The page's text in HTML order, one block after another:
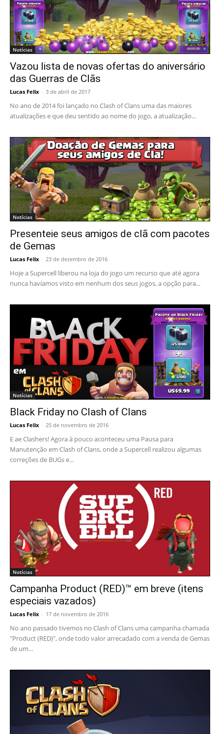
Notícias
Vazou lista de novas ofertas do aniversário
das Guerras de Clãs
Lucas Felix - 3 de abril de 2017
No ano de 2014 foi lançado no Clash of Clans uma das maiores
atualizações e que deu sentido ao nome do jogo, a atualização...
Notícias
Presenteie seus amigos de clã com pacotes
de Gemas
Lucas Felix - 23 de dezembro de 2016
Hoje a Supercell liberou na loja do jogo um recurso que até agora
nunca havíamos visto em nenhum dos seus jogos, a opção para...
Notícias
Black Friday no Clash of Clans
Lucas Felix - 25 de novembro de 2016
E ae Clashers! Agora à pouco aconteceu uma Pausa para
Manutenção em Clash of Clans, onde a Supercell realizou algumas
correções de BUGs e...
Notícias
Campanha Product (RED)™ em breve (itens
especiais vazados)
Lucas Felix - 17 de novembro de 2016
No ano passado tivemos no Clash of Clans uma campanha chamada
"Product (RED)", onde todo valor arrecadado com a venda de Gemas
de um...